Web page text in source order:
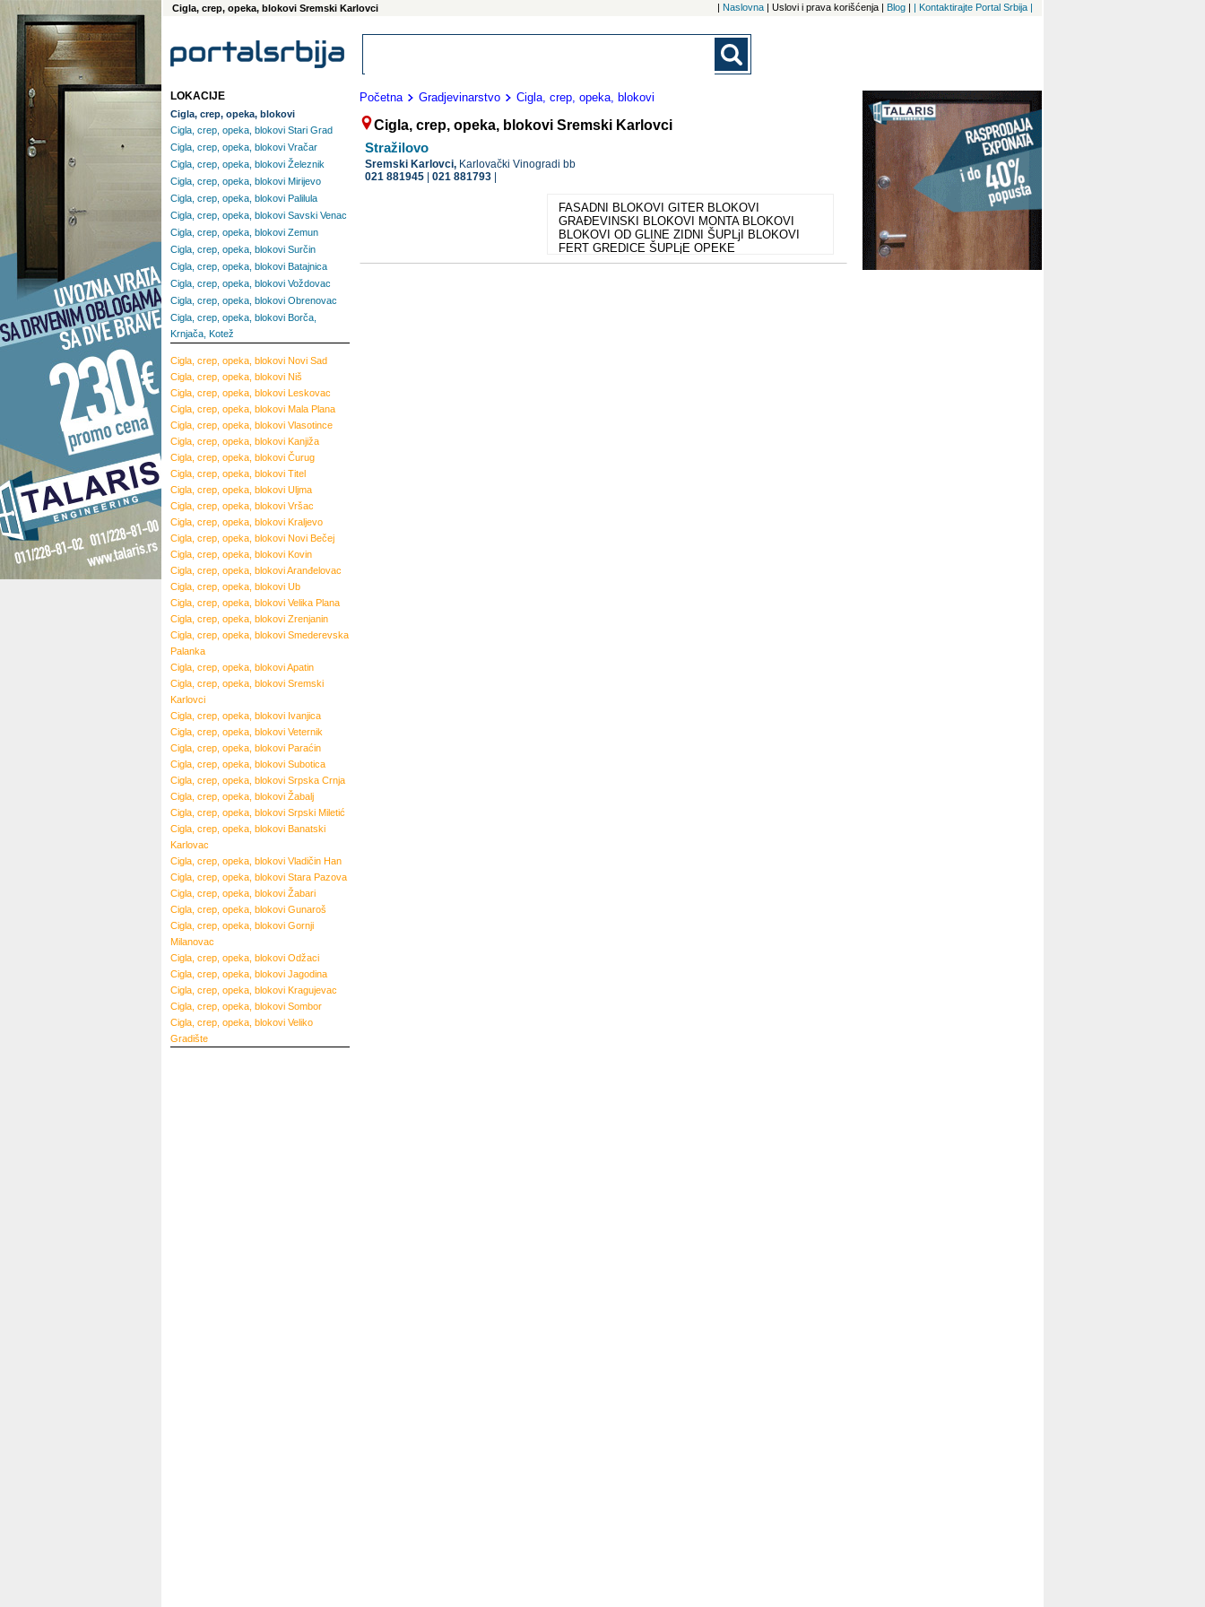
Cigla, crep, opeka, blokovi Sremski Karlovci | Naslovna | Uslovi i prava korišćenja | Blog | | Kontaktirajte Portal Srbija |
Početna Gradjevinarstvo Cigla, crep, opeka, blokovi
Cigla, crep, opeka, blokovi Sremski Karlovci
Stražilovo
Sremski Karlovci, Karlovački Vinogradi bb
021 881945 |021 881793
FASADNI BLOKOVI GITER BLOKOVI
GRAĐEVINSKI BLOKOVI MONTA BLOKOVI
BLOKOVI OD GLINE ZIDNI ŠUPLjI BLOKOVI
FERT GREDICE ŠUPLjE OPEKE
LOKACIJE
Cigla, crep, opeka, blokovi
Cigla, crep, opeka, blokovi Stari Grad
Cigla, crep, opeka, blokovi Vračar
Cigla, crep, opeka, blokovi Železnik
Cigla, crep, opeka, blokovi Mirijevo
Cigla, crep, opeka, blokovi Palilula
Cigla, crep, opeka, blokovi Savski Venac
Cigla, crep, opeka, blokovi Zemun
Cigla, crep, opeka, blokovi Surčin
Cigla, crep, opeka, blokovi Batajnica
Cigla, crep, opeka, blokovi Voždovac
Cigla, crep, opeka, blokovi Obrenovac
Cigla, crep, opeka, blokovi Borča,
Krnjača, Kotež
Cigla, crep, opeka, blokovi Novi Sad
Cigla, crep, opeka, blokovi Niš
Cigla, crep, opeka, blokovi Leskovac
Cigla, crep, opeka, blokovi Mala Plana
Cigla, crep, opeka, blokovi Vlasotince
Cigla, crep, opeka, blokovi Kanjiža
Cigla, crep, opeka, blokovi Čurug
Cigla, crep, opeka, blokovi Titel
Cigla, crep, opeka, blokovi Uljma
Cigla, crep, opeka, blokovi Vršac
Cigla, crep, opeka, blokovi Kraljevo
Cigla, crep, opeka, blokovi Novi Bečej
Cigla, crep, opeka, blokovi Kovin
Cigla, crep, opeka, blokoviAranđelovac
Cigla, crep, opeka, blokovi Ub
Cigla, crep, opeka, blokovi Velika Plana
Cigla, crep, opeka, blokovi Zrenjanin
Cigla, crep, opeka, blokovi Smederevska
Palanka
Cigla, crep, opeka, blokoviApatin
Cigla, crep, opeka, blokovi Sremski
Karlovci
Cigla, crep, opeka, blokovi Ivanjica
Cigla, crep, opeka, blokovi Veternik
Cigla, crep, opeka, blokovi Paraćin
Cigla, crep, opeka, blokovi Subotica
Cigla, crep, opeka, blokovi Srpska Crnja
Cigla, crep, opeka, blokovi Žabalj
Cigla, crep, opeka, blokovi Srpski Miletić
Cigla, crep, opeka, blokovi Banatski
Karlovac
Cigla, crep, opeka, blokovi Vladičin Han
Cigla, crep, opeka, blokovi Stara Pazova
Cigla, crep, opeka, blokovi Žabari
Cigla, crep, opeka, blokovi Gunaroš
Cigla, crep, opeka, blokovi Gornji
Milanovac
Cigla, crep, opeka, blokovi Odžaci
Cigla, crep, opeka, blokovi Jagodina
Cigla, crep, opeka, blokovi Kragujevac
Cigla, crep, opeka, blokovi Sombor
Cigla, crep, opeka, blokovi Veliko
Gradište